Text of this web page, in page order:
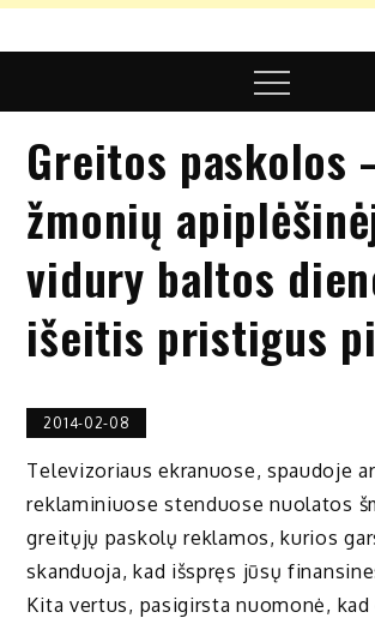
Menu
Greitos paskolos
žmonių
vidury baltos
išeitis pristigus
2014-02-08
Televizoriaus ekranuose, spaudoje ar
reklaminiuose stenduose nuolatos
greitųjų paskolų reklamos, kurios
skanduoja, kad išspręs jūsų
Kita vertus, pasigirsta nuomonė,